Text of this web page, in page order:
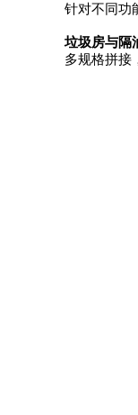
针对不同功
垃圾房与隔
多规格拼接